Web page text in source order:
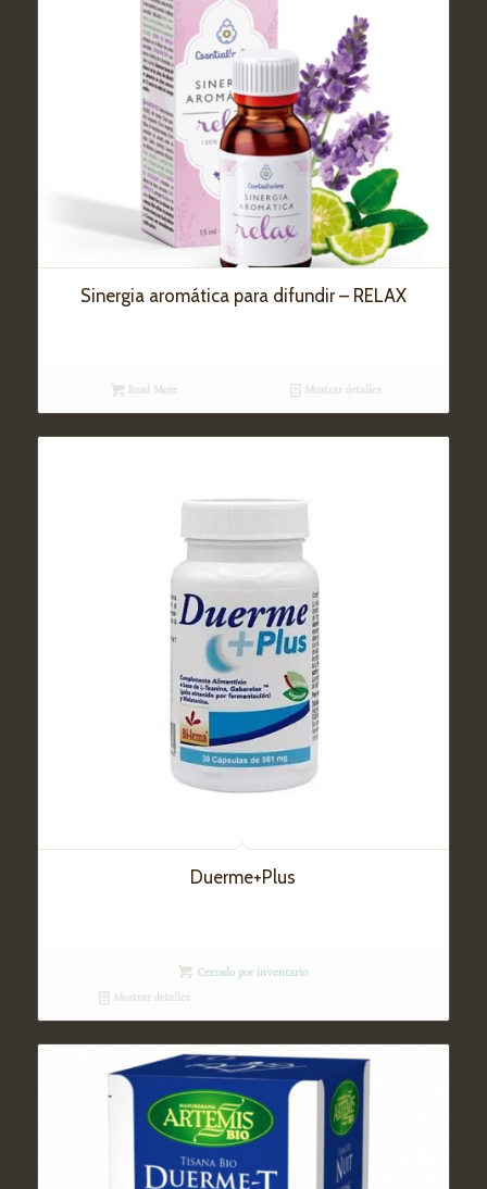
Sinergia aromática para difundir – RELAX
Read More Mostrar detalles
Duerme+Plus
Cerrado por inventario
Mostrar detalles